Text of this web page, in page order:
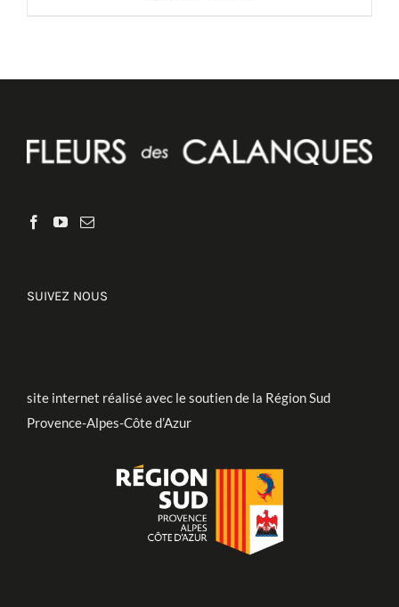
SUIVEZ NOUS
site internet réalisé avec le soutien de la Région Sud
Provence-Alpes-Côte d’Azur